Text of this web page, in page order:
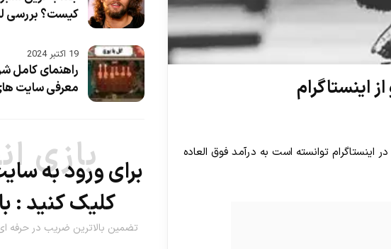
اینستاگرام
توانسته است به درآمد فوق العاده
کیست؟ بررسی لیست 10
19 اکتبر 2024
راهنمای کامل
معرفی سایت
بازی
برای ورود به
کلیک کنید :
تضمین بالاترین ضریب در حرفه